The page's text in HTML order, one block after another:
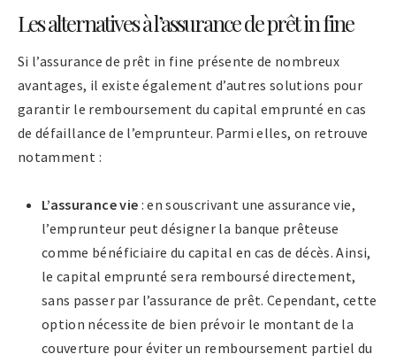
Les alternatives à l’assurance de prêt in fine
Si l’assurance de prêt in fine présente de nombreux
avantages, il existe également d’autres solutions pour
garantir le remboursement du capital emprunté en cas
de défaillance de l’emprunteur. Parmi elles, on retrouve
notamment :
L’assurance vie : en souscrivant une assurance vie,
l’emprunteur peut désigner la banque prêteuse
comme bénéficiaire du capital en cas de décès. Ainsi,
le capital emprunté sera remboursé directement,
sans passer par l’assurance de prêt. Cependant, cette
option nécessite de bien prévoir le montant de la
couverture pour éviter un remboursement partiel du